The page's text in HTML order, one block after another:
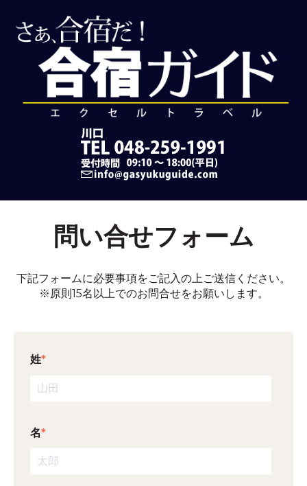
問い合せフォーム
下記フォームに必要事項をご記入の上ご送信ください。
※原則15名以上でのお問合せをお願いします。
姓*
名*